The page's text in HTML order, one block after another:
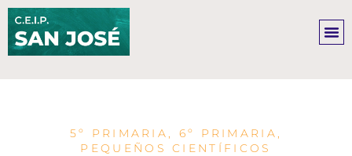
contenido
5º PRIMARIA , 6º PRIMARIA ,
PEQUEÑOS CIENTÍFICOS